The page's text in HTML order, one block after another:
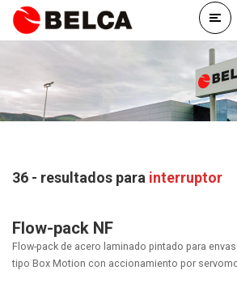
36 - resultados para interruptor
Flow-pack NF
Flow-pack de acero laminado pintado para
tipo Box Motion con accionamiento por